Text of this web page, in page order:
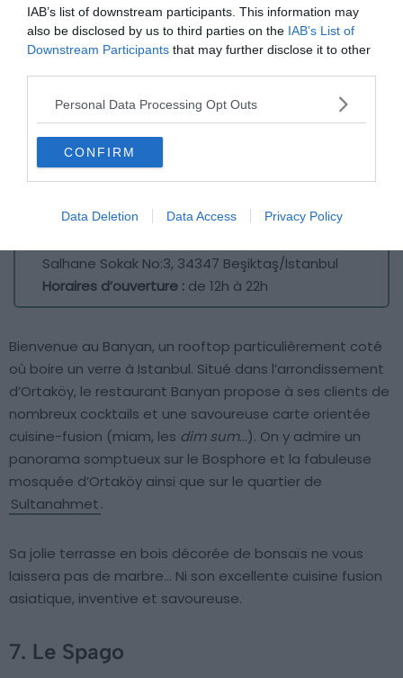
IAB’s list of downstream participants. This information may
also be disclosed by us to third parties on the IAB’s List of
Downstream Participants that may further disclose it to other
Personal Data Processing Opt Outs
CONFIRM
Data Deletion Data Access Privacy Policy
Crédit photo : Facebook – Banyan Restaurant
Salhane Sokak No:3, 34347 Beşiktaş/İstanbul
Horaires d’ouverture : de 12h à 22h
Bienvenue au Banyan, un rooftop particulièrement coté
où boire un verre à Istanbul. Situé dans l’arrondissement
d’Ortaköy, le restaurant Banyan propose à ses clients de
nombreux cocktails et une savoureuse carte orientée
cuisine-fusion (miam, les dim sum…). On y admire un
panorama somptueux sur le Bosphore et la fabuleuse
mosquée d’Ortaköy ainsi que sur le quartier de
Sultanahmet.
Sa jolie terrasse en bois décorée de bonsaïs ne vous
laissera pas de marbre… Ni son excellente cuisine fusion
asiatique, inventive et savoureuse.
7. Le Spago